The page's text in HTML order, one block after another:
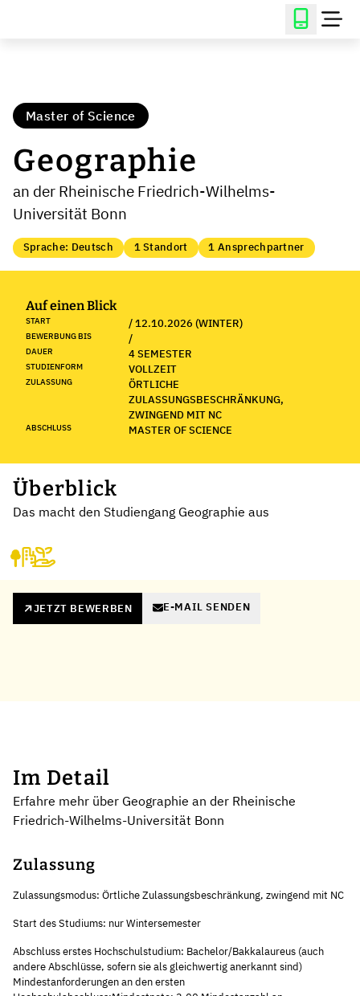
Master of Science
Geographie
an der Rheinische Friedrich-Wilhelms-
Universität Bonn
Sprache: Deutsch 1 Standort 1 Ansprechpartner
Auf einen Blick
START / 12.10.2026 (WINTER)
BEWERBUNG BIS /
DAUER 4 SEMESTER
STUDIENFORM VOLLZEIT
ZULASSUNG
ÖRTLICHE
ZULASSUNGSBESCHRÄNKUNG,
ZWINGEND MIT NC
ABSCHLUSS MASTER OF SCIENCE
Überblick
Das macht den Studiengang Geographie aus
JETZT BEWERBEN E-MAIL SENDEN
Im Detail
Erfahre mehr über Geographie an der Rheinische
Friedrich-Wilhelms-Universität Bonn
Zulassung
Zulassungsmodus: Örtliche Zulassungsbeschränkung, zwingend mit NC
Start des Studiums: nur Wintersemester
Abschluss erstes Hochschulstudium: Bachelor/Bakkalaureus (auch
andere Abschlüsse, sofern sie als gleichwertig anerkannt sind)
Mindestanforderungen an den ersten